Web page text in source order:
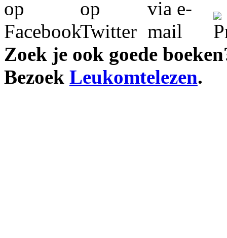
Zoek je ook goede
Bezoek Leukomtelezen.